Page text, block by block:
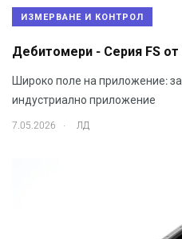
ИЗМЕРВАНЕ И КОНТРОЛ
Дебитомери - Серия FS от
Широко поле на приложение:
индустриално приложение
7.05.2026 ЛД